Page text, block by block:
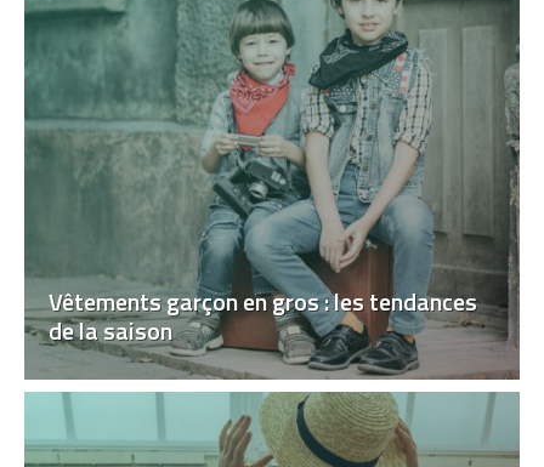
Vêtements garçon en gros : les tendances
de la saison